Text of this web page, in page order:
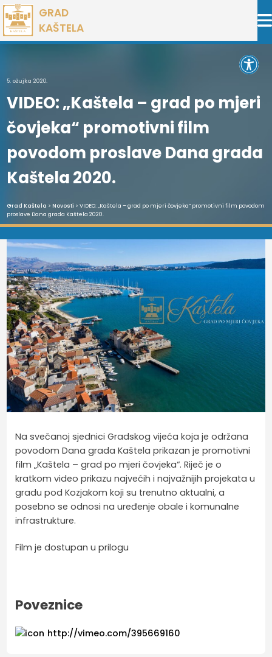
Preskoči
na
sadržaj
GRAD
KAŠTELA
5. ožujka 2020.
VIDEO: „Kaštela – grad po mjeri
čovjeka“ promotivni film
povodom proslave Dana grada
Kaštela 2020.
Grad Kaštela > Novosti > VIDEO: „Kaštela – grad po mjeri čovjeka“ promotivni film povodom
proslave Dana grada Kaštela 2020.
Na svečanoj sjednici Gradskog vijeća koja je održana
povodom Dana grada Kaštela prikazan je promotivni
film „Kaštela – grad po mjeri čovjeka“. Riječ je o
kratkom video prikazu najvećih i najvažnijih projekata u
gradu pod Kozjakom koji su trenutno aktualni, a
posebno se odnosi na uređenje obale i komunalne
infrastrukture.
Film je dostupan u prilogu
Poveznice
http://vimeo.com/395669160